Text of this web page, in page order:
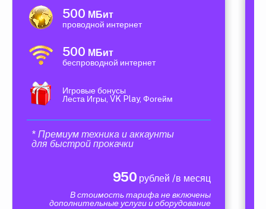
500 МБит
проводной интернет
500 МБит
беспроводной интернет
Игровые бонусы
Леста Игры, VK Play, Фогейм
* Премиум техника и аккаунты
для быстрой прокачки
950 рублей /в месяц
В стоимость тарифа не включены
дополнительные услуги и оборудование